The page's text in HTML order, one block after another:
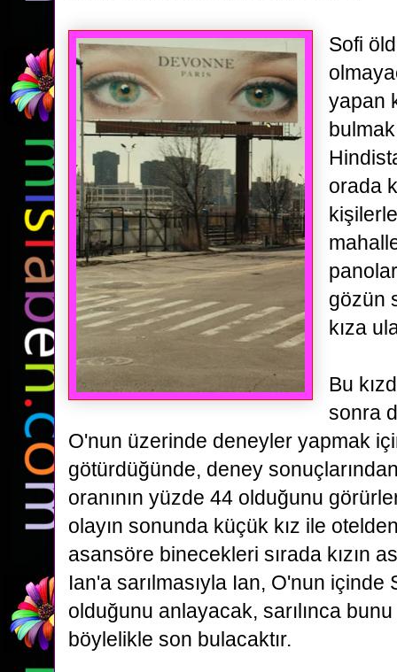
Sofi
yapan
orada
gözün
kıza
Bu
sonra
O'nun üzerinde deneyler yapmak
götürdüğünde, deney
oranının yüzde 44 olduğunu
olayın sonunda küçük kız ile
asansöre binecekleri sırada kızın
Ian'a sarılmasıyla Ian, O'nun içinde
olduğunu anlayacak, sarılınca
böylelikle son bulacaktır.